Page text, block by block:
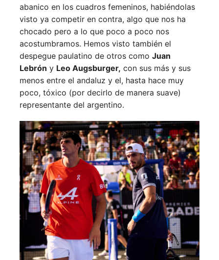
abanico en los cuadros femeninos, habiéndolas
visto ya competir en contra, algo que nos ha
chocado pero a lo que poco a poco nos
acostumbramos. Hemos visto también el
despegue paulatino de otros como Juan
Lebrón y Leo Augsburger, con sus más y sus
menos entre el andaluz y el, hasta hace muy
poco, tóxico (por decirlo de manera suave)
representante del argentino.